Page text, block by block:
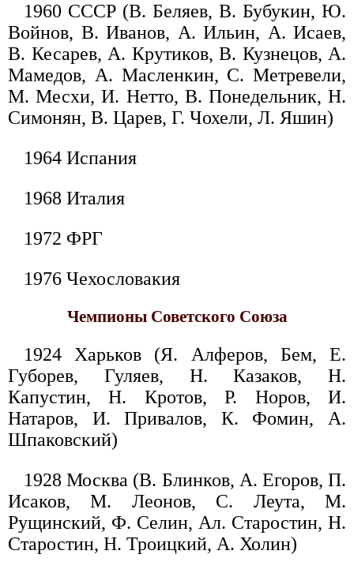
1960 СССР (В. Беляев, В. Бубукин, Ю.
Войнов, В. Иванов, А. Ильин, А. Исаев,
В. Кесарев, А. Крутиков, В. Кузнецов, А.
Мамедов, А. Масленкин, С. Метревели,
М. Месхи, И. Нетто, В. Понедельник, Н.
Симонян, В. Царев, Г. Чохели, Л. Яшин)
1964 Испания
1968 Италия
1972 ФРГ
1976 Чехословакия
Чемпионы Советского Союза
1924 Харьков (Я. Алферов, Бем, Е.
Губорев, Гуляев, Н. Казаков, Н.
Капустин, Н. Кротов, Р. Норов, И.
Натаров, И. Привалов, К. Фомин, А.
Шпаковский)
1928 Москва (В. Блинков, А. Егоров, П.
Исаков, М. Леонов, С. Леута, М.
Рущинский, Ф. Селин, Ал. Старостин, Н.
Старостин, Н. Троицкий, А. Холин)